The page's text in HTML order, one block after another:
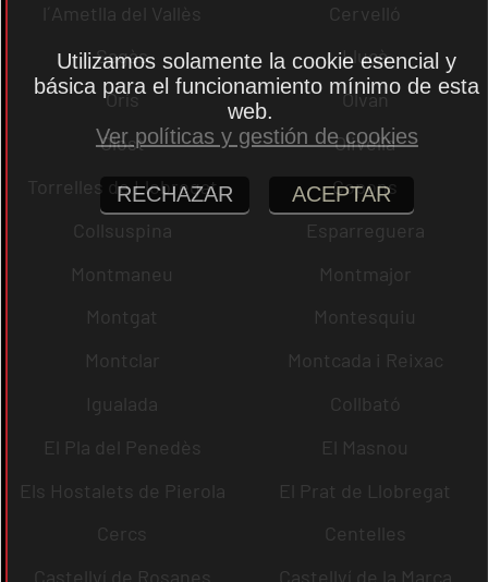
l´Ametlla del Vallès
Cervelló
Sagàs
Lluçà
Orís
Olvan
Olost
Olivella
Torrelles de Llobregat
Copons
Collsuspina
Esparreguera
Montmaneu
Montmajor
Montgat
Montesquiu
Montclar
Montcada i Reixac
Igualada
Collbató
El Pla del Penedès
El Masnou
Els Hostalets de Pierola
El Prat de Llobregat
Cercs
Centelles
Castellví de Rosanes
Castellví de la Marca
Utilizamos solamente la cookie esencial y
básica para el funcionamiento mínimo de esta
web.
Ver políticas y gestión de cookies
RECHAZAR ACEPTAR